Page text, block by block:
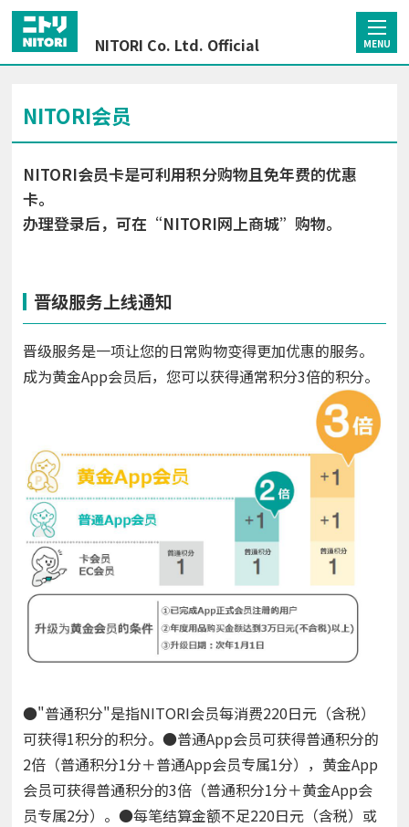
NITORI Co. Ltd. Official MENU
NITORI会员
NITORI会员卡是可利用积分购物且免年费的优惠
卡。
办理登录后，可在“NITORI网上商城”购物。
晋级服务上线通知
晋级服务是一项让您的日常购物变得更加优惠的服务。
成为黄金App会员后，您可以获得通常积分3倍的积分。
●"普通积分"是指NITORI会员每消费220日元（含税）
可获得1积分的积分。●普通App会员可获得普通积分的
2倍（普通积分1分＋普通App会员专属1分），黄金App
会员可获得普通积分的3倍（普通积分1分＋黄金App会
员专属2分）。●每笔结算金额不足220日元（含税）或